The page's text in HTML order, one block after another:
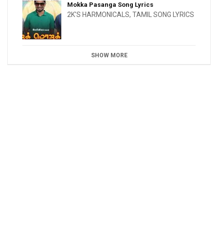
Mokka Pasanga Song Lyrics
2K'S HARMONICALS, TAMIL SONG LYRICS
SHOW MORE